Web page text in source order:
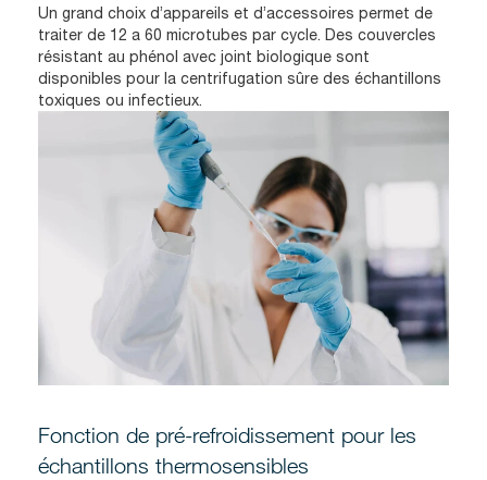
Un grand choix d’appareils et d’accessoires permet de
traiter de 12 a 60 microtubes par cycle. Des couvercles
résistant au phénol avec joint biologique sont
disponibles pour la centrifugation sûre des échantillons
toxiques ou infectieux.
Fonction de pré-refroidissement pour les
échantillons thermosensibles